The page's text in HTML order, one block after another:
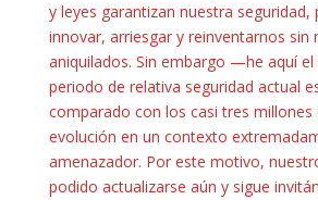
y leyes garantizan nuestra seguridad,
innovar, arriesgar y reinventarnos sin
aniquilados. Sin embargo —he aquí
periodo de relativa seguridad actual
comparado con los casi tres millones
evolución en un contexto
amenazador. Por este motivo,
podido actualizarse aún y sigue